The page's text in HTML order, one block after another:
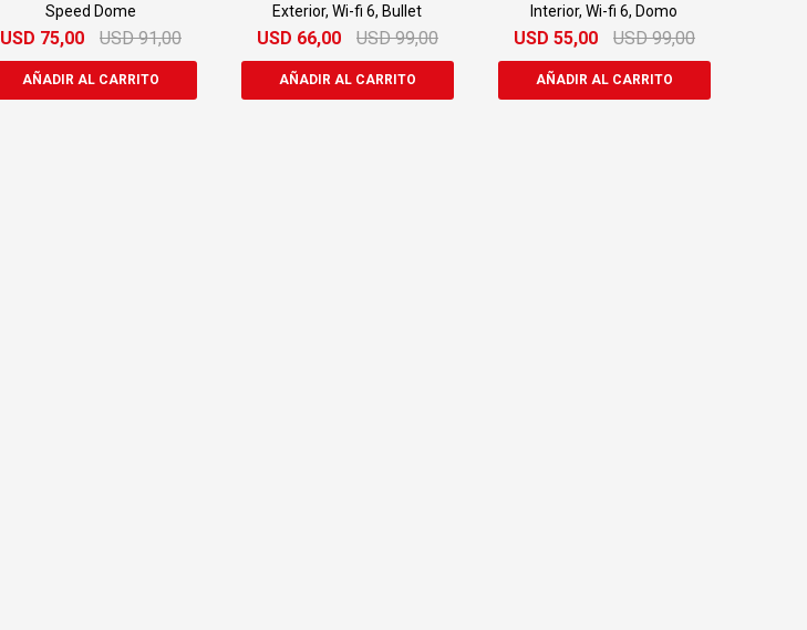
Speed Dome
USD 75,00 USD 91,00
Exterior, Wi-fi 6, Bullet
USD 66,00 USD 99,00
Interior, Wi-fi 6, Domo
USD 55,00 USD 99,00